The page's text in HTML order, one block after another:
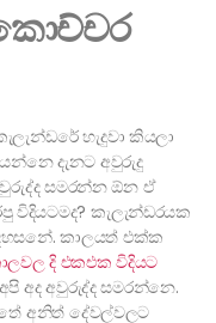
හැදුවා කියලා
දැනට අවුරුදු
සමරන්න ඕන ඒ
විදියටමද? කැලැන්ඩරයක
කාලයත් එක්ක
දි එකඑක විදියට
අද අවුරුද්ද සමරන්නෙ.
අනිත් දේවල්වලට